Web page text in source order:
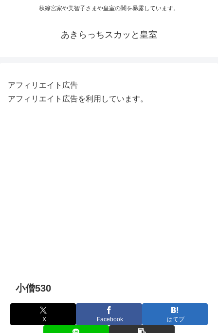
秋篠宮家や美智子さまや皇室の闇を暴露しています。
あきらっちスカッと皇室
アフィリエイト広告
アフィリエイト広告を利用しています。
小僧530
X Facebook はてブ